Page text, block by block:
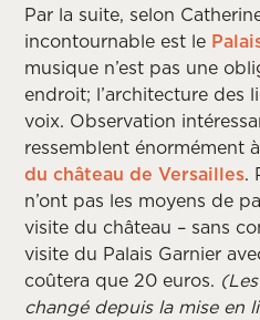
Par la suite, selon
incontournable est le
musique n’est pas une
endroit; l’architecture des
voix. Observation
ressemblent énormément
du château de Versailles.
n’ont pas les moyens de
visite du château – sans
visite du Palais Garnier
coûtera que 20 euros.
changé depuis la mise en